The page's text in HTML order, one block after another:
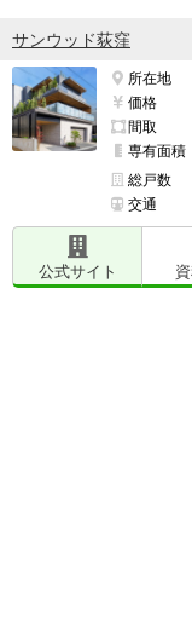
サンウッド荻窪
所在地
価格
間取
専有面積
総戸数
交通
公式サイト